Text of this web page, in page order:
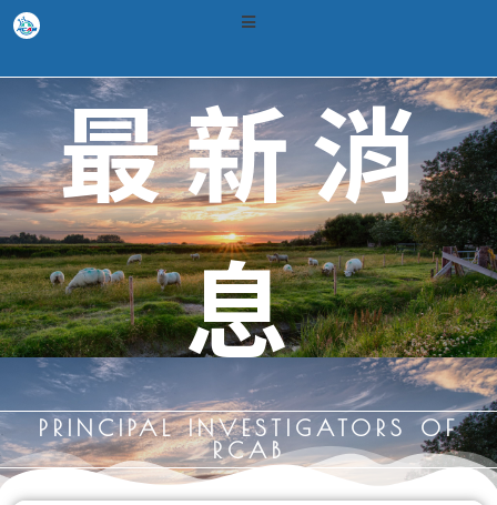
最新消
息
PRINCIPAL INVESTIGATORS 0F
RCAB